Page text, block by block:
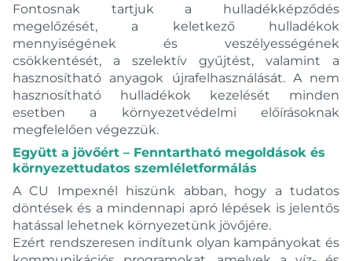
Fontosnak tartjuk a hulladékképződés
megelőzését, a keletkező hulladékok
mennyiségének és veszélyességének
csökkentését, a szelektív gyűjtést, valamint a
hasznosítható anyagok újrafelhasználását. A nem
hasznosítható hulladékok kezelését minden
esetben a környezetvédelmi előírásoknak
megfelelően végezzük.
Együtt a jövőért – Fenntartható megoldások és
környezettudatos szemléletformálás
A CU Impexnél hiszünk abban, hogy a tudatos
döntések és a mindennapi apró lépések is jelentős
hatással lehetnek környezetünk jövőjére.
Ezért rendszeresen indítunk olyan kampányokat és